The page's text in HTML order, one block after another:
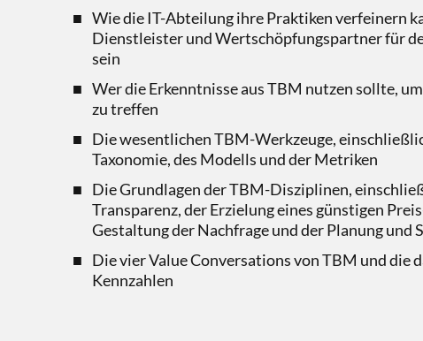
Wie die IT-Abteilung ihre Praktiken verfeinern
Dienstleister und Wertschöpfungspartner für
sein
Wer die Erkenntnisse aus TBM nutzen sollte,
zu treffen
Die wesentlichen TBM-Werkzeuge,
Taxonomie, des Modells und der Metriken
Die Grundlagen der TBM-Disziplinen,
Transparenz, der Erzielung eines günstigen
Gestaltung der Nachfrage und der Planung und
Die vier Value Conversations von TBM und die
Kennzahlen